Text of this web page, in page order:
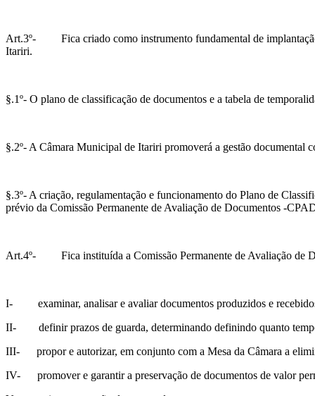
Art.3º- Fica criado como instrumento fundamental de implantação
Itariri.
§.1º- O plano de classificação de documentos e a tabela de
§.2º- A Câmara Municipal de Itariri promoverá a gestão documental
§.3º- A criação, regulamentação e funcionamento do Plano de
prévio da Comissão Permanente de Avaliação de Documentos -
Art.4º- Fica instituída a Comissão Permanente de Avaliação de
I- examinar, analisar e avaliar documentos produzidos e
II- definir prazos de guarda, determinando definindo quanto tempo
III- propor e autorizar, em conjunto com a Mesa da Câmara a
IV- promover e garantir a preservação de documentos de valor